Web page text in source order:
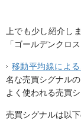
上でも少し紹介し
「ゴールデンクロ
移動平均線によ
名な売買シグナル
よく使われる売買
売買シグナルは以